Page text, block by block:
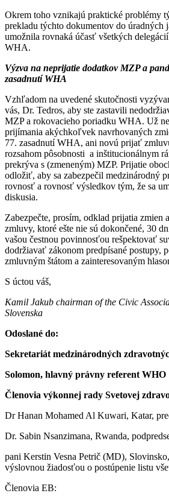
Okrem toho vznikajú praktické problémy
prekladu týchto dokumentov do úradných
umožnila rovnaká účasť všetkých
WHA.
Výzva na neprijatie dodatkov MZP a
zasadnutí WHA
Vzhľadom na uvedené skutočnosti
vás, Dr. Tedros, aby ste zastavili
MZP a rokovacieho poriadku WHA. Už
prijímania akýchkoľvek navrhovaných
77. zasadnutí WHA, ani novú prijať
rozsahom pôsobnosti a inštitucionálnym
prekrýva s (zmeneným) MZP. Prijatie
odložiť, aby sa zabezpečil medzinárodný
rovnosť a rovnosť výsledkov tým, že sa
diskusia.
Zabezpečte, prosím, odklad prijatia zmien
zmluvy, ktoré ešte nie sú dokončené, 30
vašou čestnou povinnosťou rešpektovať
dodržiavať zákonom predpísané postupy,
zmluvným štátom a zainteresovaným
S úctou váš,
Kamil Jakub chairman of the Civic
Slovenska
Odoslané do:
Sekretariát medzinárodných
Solomon, hlavný právny referent WHO
Členovia výkonnej rady Svetovej
Dr Hanan Mohamed Al Kuwari, Katar,
Dr. Sabin Nsanzimana, Rwanda,
pani Kerstin Vesna Petrič (MD),
výslovnou žiadosťou o postúpenie listu
Členovia EB: